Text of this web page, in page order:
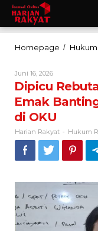
Lewati
konten
Homepage /
Juni 16, 2026Oleh
Harian
Rakyat
Dipicu
Emak
di OKU
Harian Rakyat - Hukum